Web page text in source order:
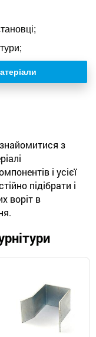
з
і усієї
підібрати і
воріт в